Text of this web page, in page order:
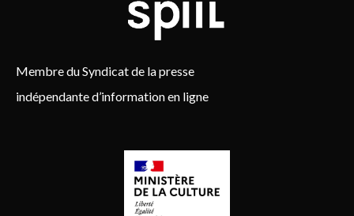
Membre du Syndicat de la presse
indépendante d’information en ligne